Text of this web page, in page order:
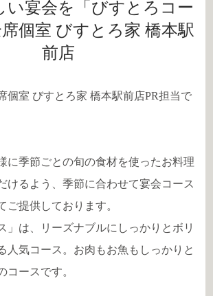
い宴会を「びすとろコー
個室 びすとろ家 橋本駅
前店
個室 びすとろ家 橋本駅前店PR担当で
に季節ごとの旬の食材を使ったお料理
けるよう、季節に合わせて宴会コース
ご提供しております。
」は、リーズナブルにしっかりとボリ
人気コース。お肉もお魚もしっかりと
コースです。